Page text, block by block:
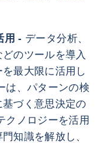
用 - データ分析、
のツールを導入
最大限に活用し
は、パターンの検
づく意思決定の
クノロジーを活用
知識を解放し、